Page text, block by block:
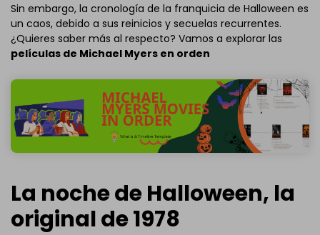
Sin embargo, la cronología de la franquicia de Halloween es
un caos, debido a sus reinicios y secuelas recurrentes.
¿Quieres saber más al respecto? Vamos a explorar las
películas de Michael Myers en orden
La noche de Halloween, la
original de 1978